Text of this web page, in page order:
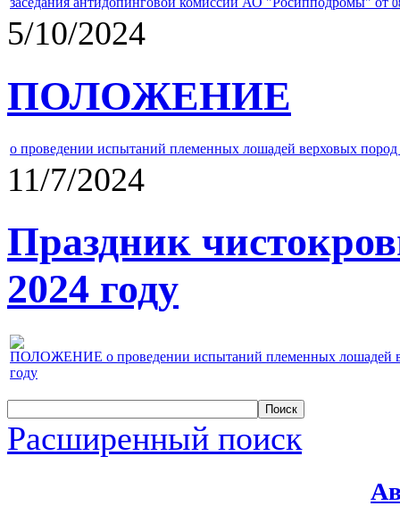
5/10/2024
ПОЛОЖЕНИЕ
о проведении испытаний племенных лошадей верховых
11/7/2024
Праздник
2024 году
ПОЛОЖЕНИЕ о проведении испытаний племенных лошадей
году
Расширенный поиск